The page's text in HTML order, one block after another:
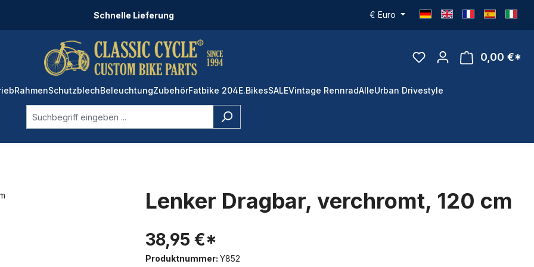
Schnelle Lieferung € Euro
0,00 €*
RahmenSchutzblechBeleuchtungZubehörFatbike 204E.BikesSALEVintage RennradAlleUrban Drivestyle
Lenker Dragbar, verchromt, 120 cm
38,95 €*
Produktnummer: Y852